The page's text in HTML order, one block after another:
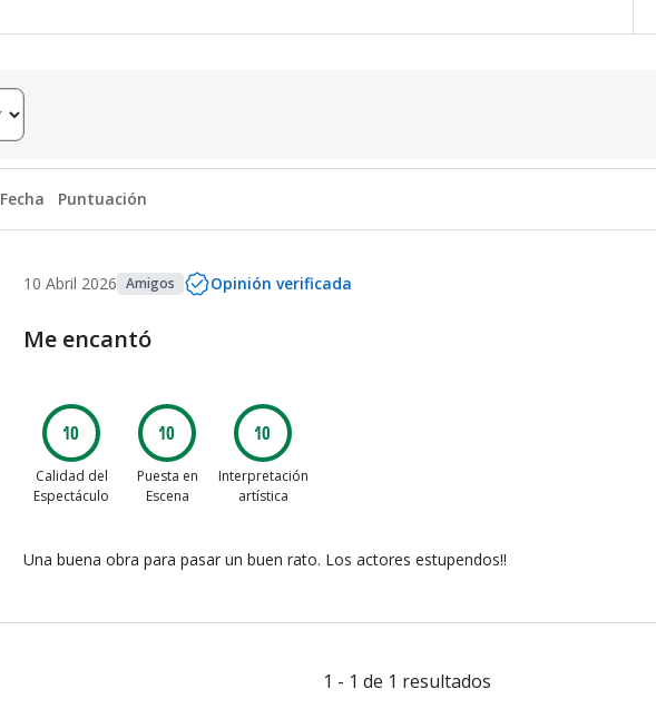
Fecha Puntuación
10 Abril 2026 Amigos Opinión verificada
Me encantó
10
Calidad del
Espectáculo
10
Puesta en
Escena
10
Interpretación
artística
Una buena obra para pasar un buen rato. Los actores estupendos!!
1 - 1 de 1 resultados